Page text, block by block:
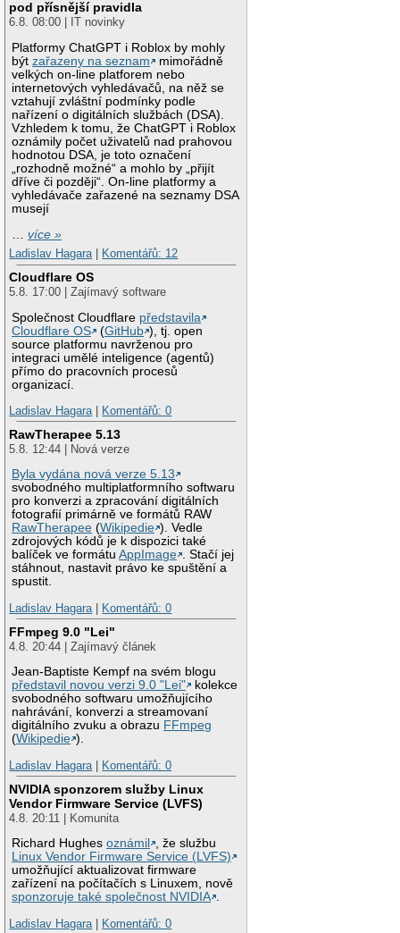
pod přísnější pravidla
6.8. 08:00 | IT novinky
Platformy ChatGPT i Roblox by mohly
býtzařazeny na seznam
mimořádně
velkých on-line platforem nebo
internetových vyhledávačů, na něž se
vztahují zvláštní podmínky podle
nařízení o digitálních službách (DSA).
Vzhledem k tomu, že ChatGPT i Roblox
oznámily počet uživatelů nad prahovou
hodnotou DSA, je toto označení
„rozhodně možné“ a mohlo by „přijít
dříve či později“. On-line platformy a
vyhledávače zařazené na seznamy DSA
musejí
…více »
Ladislav Hagara| Komentářů: 12
Cloudflare OS
5.8. 17:00 | Zajímavý software
Společnost Cloudflare představila
Cloudflare OS
(GitHub ), tj. open
source platformu navrženou pro
integraci umělé inteligence (agentů)
přímo do pracovních procesů
organizací.
Ladislav Hagara| Komentářů: 0
RawTherapee 5.13
5.8. 12:44 | Nová verze
Byla vydána nová verze 5.13
svobodného multiplatformního softwaru
pro konverzi a zpracování digitálních
fotografií primárně ve formátů RAW
RawTherapee (Wikipedie ). Vedle
zdrojových kódů je k dispozici také
balíček ve formátuAppImage . Stačí jej
stáhnout, nastavit právo ke spuštění a
spustit.
Ladislav Hagara| Komentářů: 0
FFmpeg 9.0 "Lei"
4.8. 20:44 | Zajímavý článek
Jean-Baptiste Kempf na svém blogu
představil novou verzi 9.0 "Lei"
kolekce
svobodného softwaru umožňujícího
nahrávání, konverzi a streamovaní
digitálního zvuku a obrazu FFmpeg
(Wikipedie ).
Ladislav Hagara| Komentářů: 0
NVIDIA sponzorem služby Linux
Vendor Firmware Service (LVFS)
4.8. 20:11 | Komunita
Richard Hughesoznámil
, že službu
Linux Vendor Firmware Service (LVFS)
umožňující aktualizovat firmware
zařízení na počítačích s Linuxem, nově
sponzoruje také společnost NVIDIA .
Ladislav Hagara| Komentářů: 0